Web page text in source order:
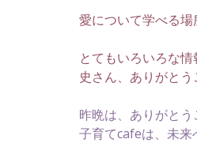
愛について学べる場
とてもいろいろな情
史さん、ありがと
昨晩は、ありがとう
子育てcafeは、未